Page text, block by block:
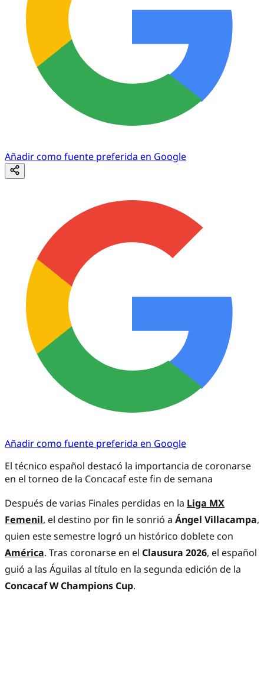
Añadir como fuente preferida en Google
Añadir como fuente preferida en Google
El técnico español destacó la importancia de coronarse
en el torneo de la Concacaf este fin de semana
Después de varias Finales perdidas en la Liga MX
Femenil, el destino por fin le sonrió a Ángel Villacampa,
quien este semestre logró un histórico doblete con
América. Tras coronarse en el Clausura 2026, el español
guió a las Águilas al título en la segunda edición de la
Concacaf W Champions Cup.